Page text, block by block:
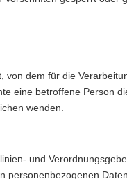
dem für die
eine betroffene Person
wenden.
und
personenbezogenen